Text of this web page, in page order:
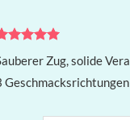
5von
basierend
Zug, solide